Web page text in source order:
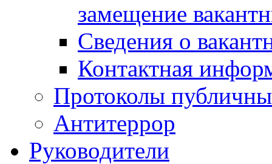
замещение
Сведения о
Контактная
Протоколы
Антитеррор
Руководители